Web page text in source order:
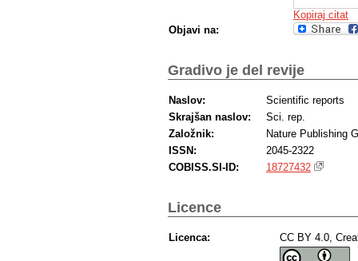
Kopiraj citat
Objavi na:
Gradivo je del revije
Naslov:
Scientific reports
Skrajšan naslov:
Sci. rep.
Založnik:
Nature Publishing
ISSN:
2045-2322
COBISS.SI-ID:
18727432
Licence
Licenca: CC BY 4.0,